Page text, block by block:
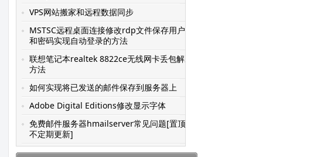
VPS网站搬家和远程数据同步
MSTSC远程桌面连接修改rdp文件保存用户名
和密码实现自动登录的方法
联想笔记本realtek 8822ce无线网卡丢包解决
方法
如何实现将已发送的邮件保存到服务器上
Adobe Digital Editions修改显示字体
免费邮件服务器hmailserver常见问题[置顶-
不定期更新]